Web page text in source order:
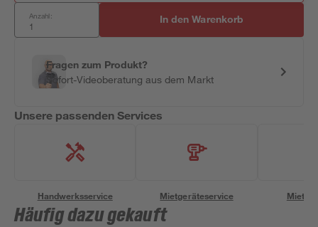
Anzahl: In den Warenkorb
Fragen zum Produkt?
Sofort-Videoberatung aus dem Markt
Unsere passenden Services
Handwerksservice Mietgeräteservice
Häufig dazu gekauft